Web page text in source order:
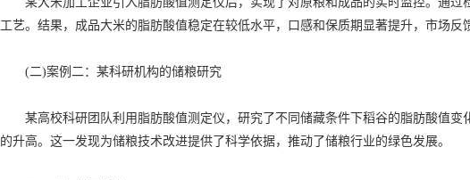
工艺。结果，成品大米的脂肪酸值稳定在较低水平，口感和保质期显著提升，市场反
(二)案例二：某科研机构的储粮研究
某高校科研团队利用脂肪酸值测定仪，研究了不同储藏条件下稻谷的脂肪酸值变
的升高。这一发现为储粮技术改进提供了科学依据，推动了储粮行业的绿色发展。